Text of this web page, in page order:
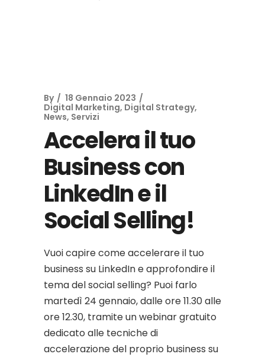
By
18 Gennaio 2023
Digital Marketing, Digital Strategy,
News, Servizi
Accelera il tuo
Business con
LinkedIn e il
Social Selling!
Vuoi capire come accelerare il tuo
business su LinkedIn e approfondire il
tema del social selling? Puoi farlo
martedì 24 gennaio, dalle ore 11.30 alle
ore 12.30, tramite un webinar gratuito
dedicato alle tecniche di
accelerazione del proprio business su